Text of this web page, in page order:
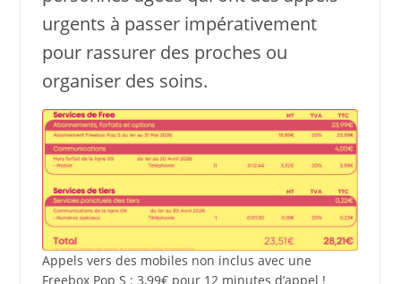
urgents à passer impérativement
pour rassurer des proches ou
organiser des soins.
Appels vers des mobiles non inclus avec une
Freebox Pop S : 3,99€ pour 12 minutes d’appel !